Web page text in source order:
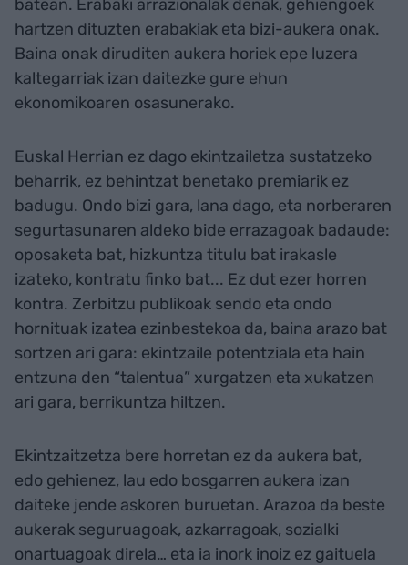
batean. Erabaki arrazionalak denak, gehiengoek
hartzen dituzten erabakiak eta bizi-aukera onak.
Baina onak diruditen aukera horiek epe luzera
kaltegarriak izan daitezke gure ehun
ekonomikoaren osasunerako.
Euskal Herrian ez dago ekintzailetza sustatzeko
beharrik, ez behintzat benetako premiarik ez
badugu. Ondo bizi gara, lana dago, eta norberaren
segurtasunaren aldeko bide errazagoak badaude:
oposaketa bat, hizkuntza titulu bat irakasle
izateko, kontratu finko bat... Ez dut ezer horren
kontra. Zerbitzu publikoak sendo eta ondo
hornituak izatea ezinbestekoa da, baina arazo bat
sortzen ari gara: ekintzaile potentziala eta hain
entzuna den “talentua” xurgatzen eta xukatzen
ari gara, berrikuntza hiltzen.
Ekintzaitzetza bere horretan ez da aukera bat,
edo gehienez, lau edo bosgarren aukera izan
daiteke jende askoren buruetan. Arazoa da beste
aukerak seguruagoak, azkarragoak, sozialki
onartuagoak direla… eta ia inork inoiz ez gaituela